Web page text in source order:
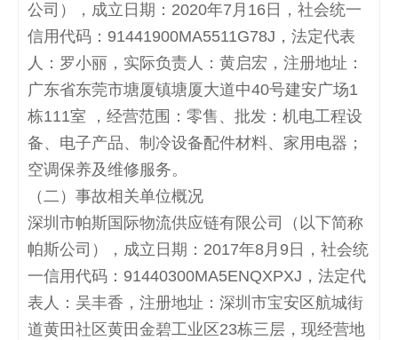
公司），成立日期： 2020年7 月 16 日，社会统一
信用代码： 91441900MA5511G78J ，法定代表
人：罗小丽，实际负责人：黄启宏，注册地址：
广东省东莞市塘厦镇塘厦大道中40号建安广场1
栋111室 ，经营范围：零售、批发：机电工程设
备、电子产品、制冷设备配件材料、家用电器；
空调保养及维修服务。
（二）事故相关单位概况
深圳市帕斯国际物流供应链有限公司（以下简称
帕斯公司），成立日期： 2017年8月 9 日，社会统
一信用代码： 91440300MA5ENQXPXJ ，法定代
表人：吴丰香，注册地址：深圳市宝安区航城街
道黄田社区黄田金碧工业区 23栋三层，现经营地